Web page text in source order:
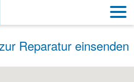
Reparatur einsenden